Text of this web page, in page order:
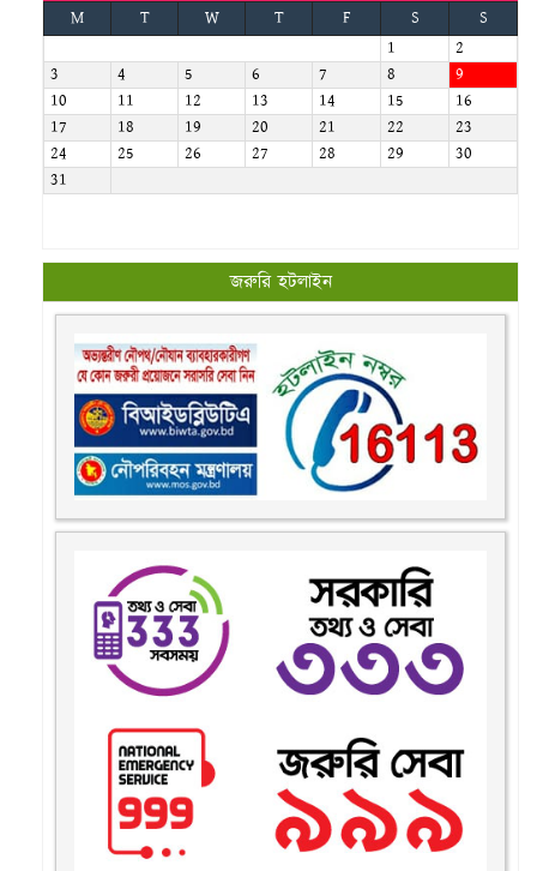
M T W T F S
S
1
2
3
4 5 6 7 8
9
10
11 12 13 14 15
16
17
18 19 20 21 22
23
24
25 26 27 28 29
30
31
জরুরি হটলাইন